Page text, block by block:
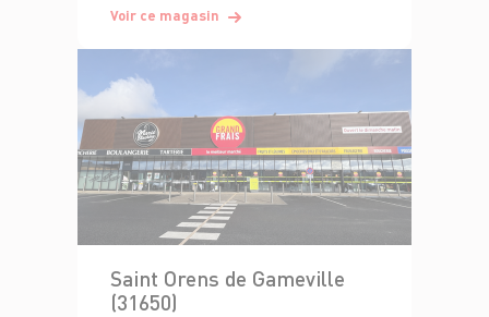
Voir ce magasin
Saint Orens de Gameville
(31650)